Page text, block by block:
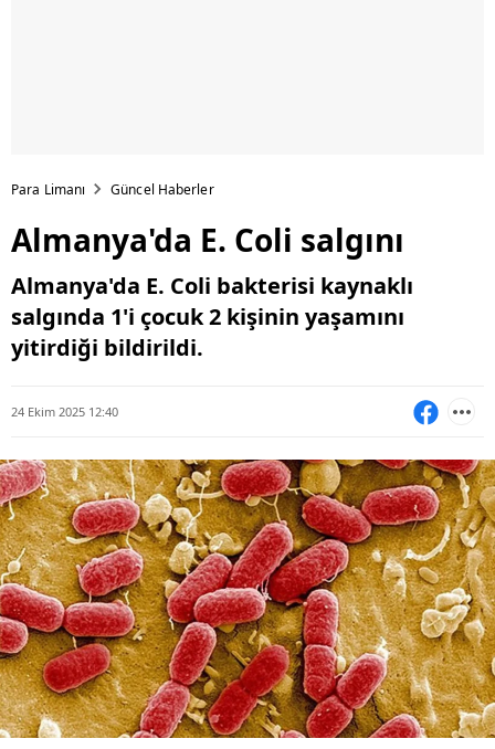
Para Limanı Güncel Haberler
Almanya'da E. Coli salgını
Almanya'da E. Coli bakterisi kaynaklı
salgında 1'i çocuk 2 kişinin yaşamını
yitirdiği bildirildi.
24 Ekim 2025 12:40